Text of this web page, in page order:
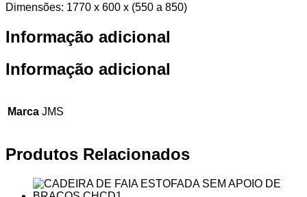
Dimensões: 1770 x 600 x (550 a 850)
Informação adicional
Informação adicional
Marca JMS
Produtos Relacionados